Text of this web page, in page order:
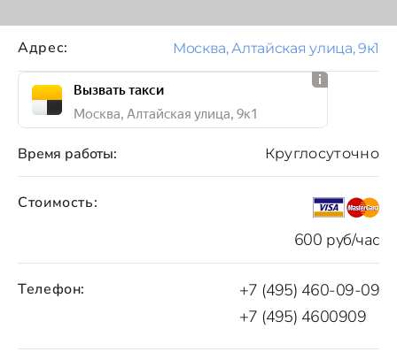
Стоимость:
600 руб/час
Время работы: Круглосуточно
Телефон:
+7 (495) 460-09-09
+7 (495) 4600909
Адрес: Москва, Алтайская улица, 9к1
Вызвать такси
Москва, Алтайская улица, 9к1